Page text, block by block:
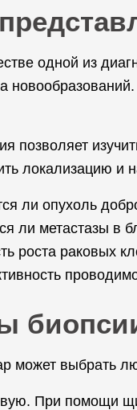
одной из
позволяет
локализацию и
ли опухоль
ли метастазы в
роста раковых
может выбрать
При помощи